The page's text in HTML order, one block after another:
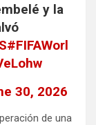
y la
#FIFAWorl
30, 2026
de una